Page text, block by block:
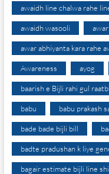
awaidh line chalwa rahe
awaidh wasooli awar
awar abhiyanta kara rahe
Awareness ayog
baarish e Bijli rahi gul
babu babu prakash
bade bade bijli bill
badte pradushan k liye
bagair estimate bijli line